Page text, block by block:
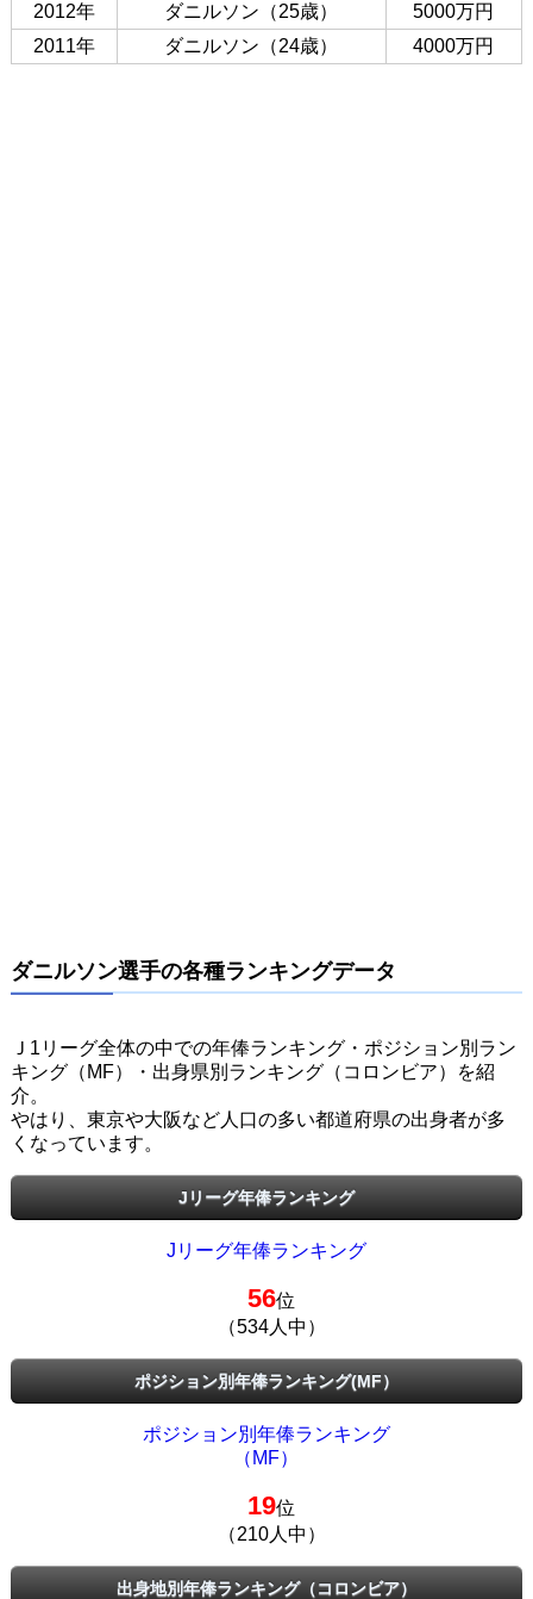
2012年 ダニルソン（25歳）
5000万円
2011年
ダニルソン（24歳） 4000万円
ダニルソン選手の各種ランキングデータ
Ｊ1リーグ全体の中での年俸ランキング・ポジション別ラン
キング（MF）・出身県別ランキング（コロンビア）を紹
介。
やはり、東京や大阪など人口の多い都道府県の出身者が多
くなっています。
Jリーグ年俸ランキング
Jリーグ年俸ランキング
56位
（534人中）
ポジション別年俸ランキング(MF）
ポジション別年俸ランキング
（MF）
19位
（210人中）
出身地別年俸ランキング（コロンビア）